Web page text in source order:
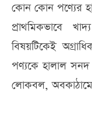
কোন কোন পণ্যের
প্রাথমিকভাবে
বিষয়টিকেই
পণ্যকে হালাল সনদ
লোকবল, অবকাঠামো